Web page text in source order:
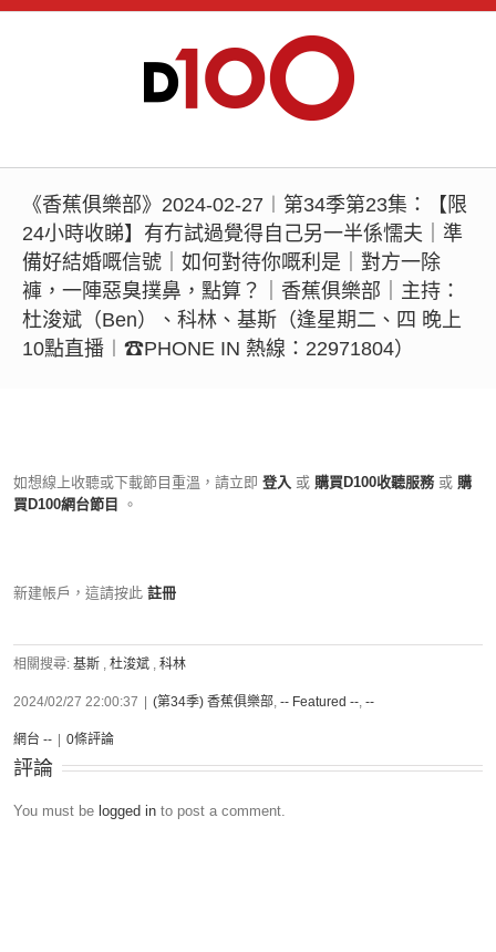
《香蕉俱樂部》2024-02-27︱第34季第23集：【限
24小時收睇】有冇試過覺得自己另一半係懦夫｜準
備好結婚嘅信號｜如何對待你嘅利是｜對方一除
褲，一陣惡臭撲鼻，點算？｜香蕉俱樂部｜主持：
杜浚斌（Ben）、科林、基斯（逢星期二、四 晚上
10點直播︱☎PHONE IN 熱線：22971804）
如想線上收聽或下載節目重溫，請立即 登入 或 購買D100收聽服務 或 購
買D100網台節目
。
新建帳戶，這請按此 註冊
相關搜尋: 基斯 , 杜浚斌 , 科林
2024/02/27 22:00:37 (第34季) 香蕉俱樂部, -- Featured --, --
網台 -- 0條評論
評論
You must be logged in to post a comment.